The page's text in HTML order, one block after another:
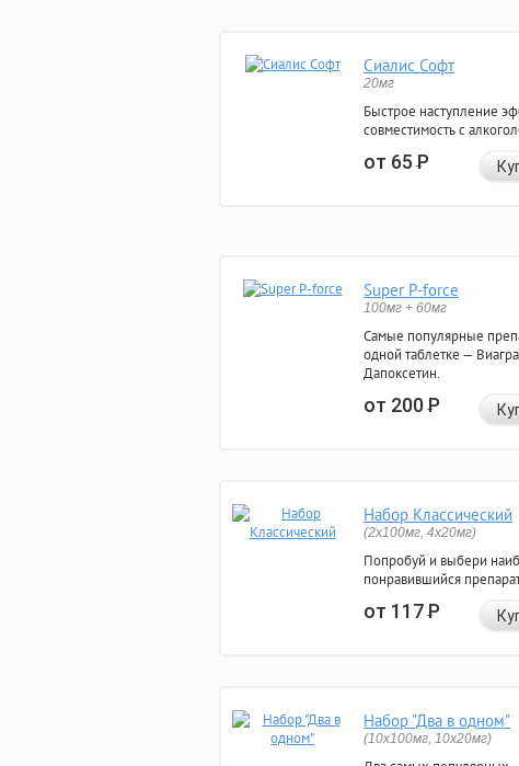
Сиалис Софт
20мг
Быстрое наступление
совместимость с
от 65Р
Super P-force
100мг + 60мг
Самые популярные
одной таблетке —
Дапоксетин.
от 200Р
Набор Классический
(2x100мг, 4x20мг)
Попробуй и выбери
понравившийся
от 117Р
Набор "Два в одном"
(10x100мг, 10x20мг)